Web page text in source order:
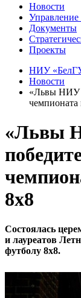
Новости
Управление
Документы
Проекты
НИУ
Новости
«Львы НИУ
«Львы
8х8
Состоялась
и лауреатов
футболу 8х8.